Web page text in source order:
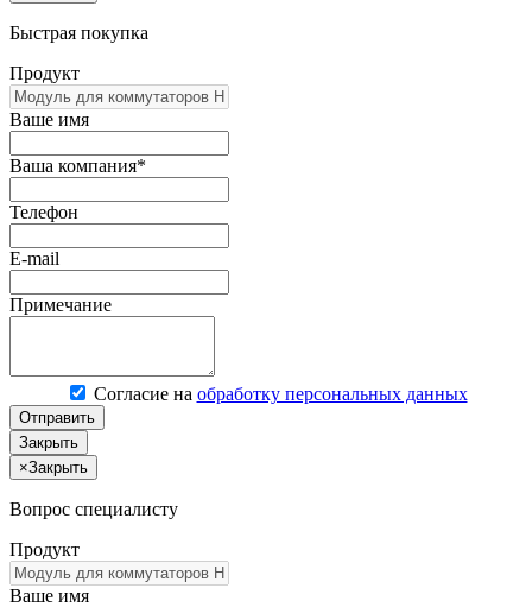
Быстрая покупка
Продукт
Ваше имя
Ваша компания*
Телефон
E-mail
Примечание
Согласие на обработку персональных данных
Отправить
Закрыть
×Закрыть
Вопрос специалисту
Продукт
Ваше имя